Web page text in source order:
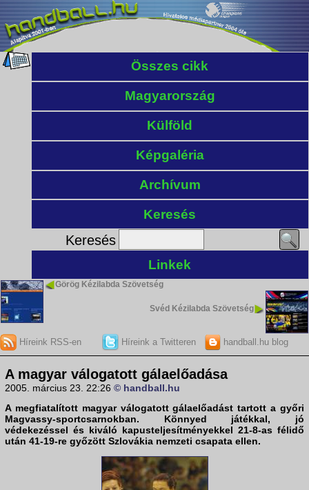
Összes cikk
Magyarország
Külföld
Képgaléria
Archívum
Keresés
Keresés
Linkek
Görög Kézilabda Szövetség
Svéd Kézilabda Szövetség
Híreink RSS-en Híreink a Twitteren handball.hu blog
A magyar válogatott gálaelőadása
2005. március 23. 22:26 © handball.hu
A megfiatalított magyar válogatott gálaelőadást tartott a győri
Magvassy-sportcsarnokban. Könnyed játékkal, jó
védekezéssel és kiváló kapusteljesítményekkel 21-8-as félidő
után 41-19-re győzött Szlovákia nemzeti csapata ellen.